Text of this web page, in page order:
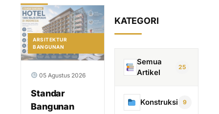
ARSITEKTUR
BANGUNAN
05 Agustus 2026
Standar
Bangunan
KATEGORI
Semua
Artikel
25
Konstruksi 9